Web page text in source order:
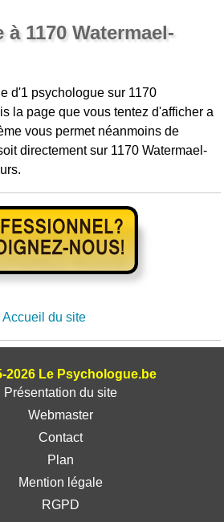
1170 Watermael-
d'1 psychologue sur 1170
la page que vous tentez d'afficher a
vous permet néanmoins de
directement sur 1170 Watermael-
Accueil du site
2026 Le Psychologue.be
Présentation du site
Webmaster
Contact
Plan
Mention légale
RGPD